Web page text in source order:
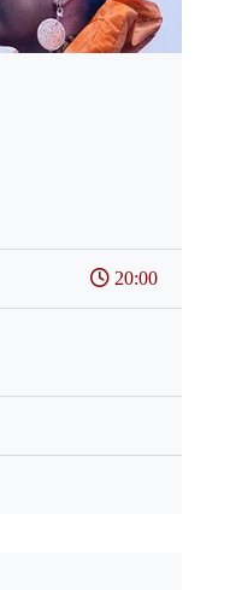
20:00